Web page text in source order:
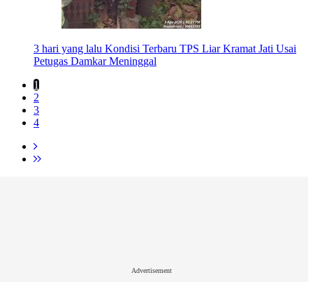
3 hari yang lalu Kondisi Terbaru TPS Liar Kramat Jati Usai
Petugas Damkar Meninggal
1
2
3
4
Advertisement